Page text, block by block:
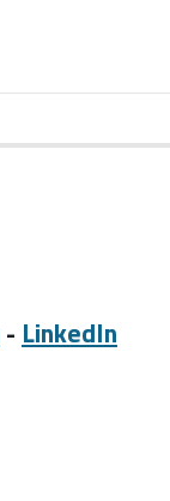
- LinkedIn